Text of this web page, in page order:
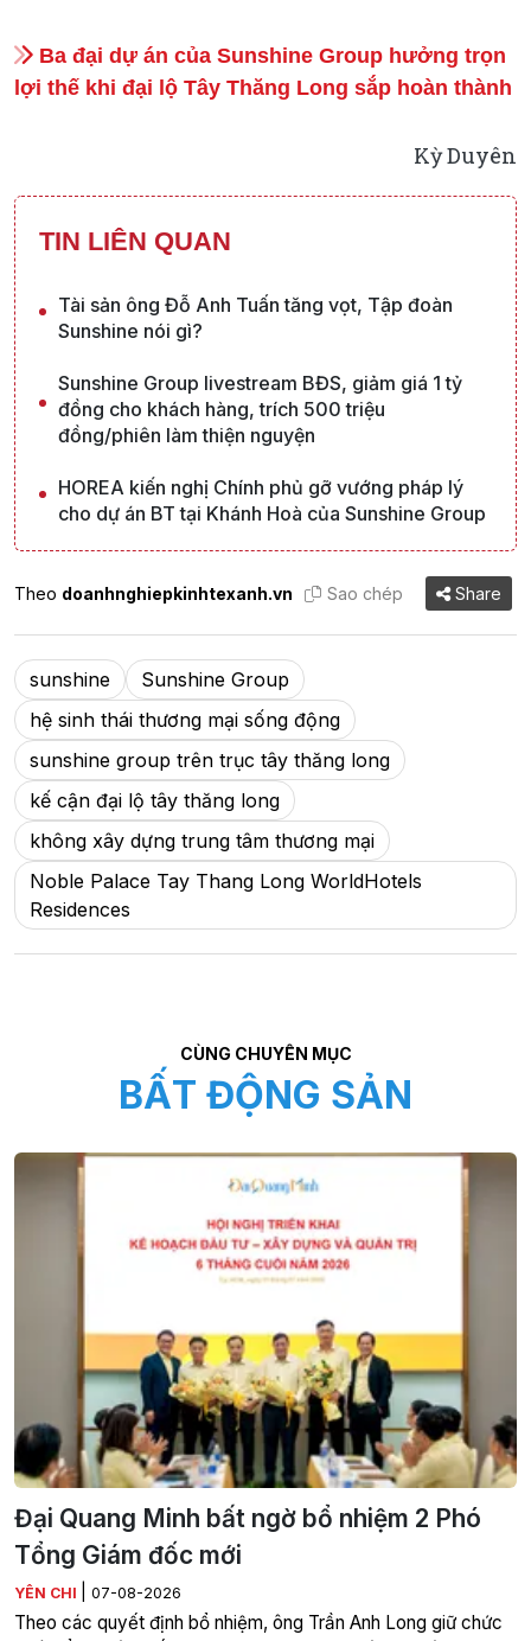
Ba đại dự án của Sunshine Group hưởng trọn
lợi thế khi đại lộ Tây Thăng Long sắp hoàn thành
Kỳ Duyên
TIN LIÊN QUAN
Tài sản ông Đỗ Anh Tuấn tăng vọt, Tập đoàn
Sunshine nói gì?
Sunshine Group livestream BĐS, giảm giá 1 tỷ
đồng cho khách hàng, trích 500 triệu
đồng/phiên làm thiện nguyện
HOREA kiến nghị Chính phủ gỡ vướng pháp lý
cho dự án BT tại Khánh Hoà của Sunshine Group
Theo doanhnghiepkinhtexanh.vn Sao chép Share
sunshine
Sunshine Group
hệ sinh thái thương mại sống động
sunshine group trên trục tây thăng long
kế cận đại lộ tây thăng long
không xây dựng trung tâm thương mại
Noble Palace Tay Thang Long WorldHotels
Residences
CÙNG CHUYÊN MỤC
BẤT ĐỘNG SẢN
Đại Quang Minh bất ngờ bổ nhiệm 2 Phó
Tổng Giám đốc mới
YÊN CHI 07-08-2026
Theo các quyết định bổ nhiệm, ông Trần Anh Long giữ chức